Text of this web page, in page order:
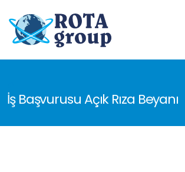
İş Başvurusu Açık Rıza Beyanı